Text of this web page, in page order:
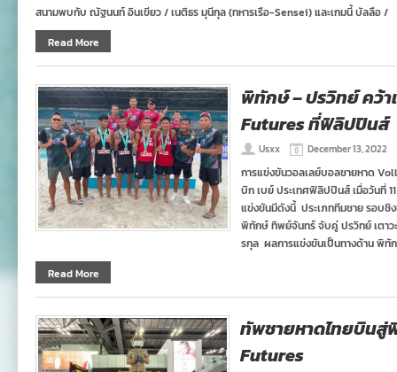
สนามพบกับ ณัฐนนท์ อินเขียว / เนติธร มุนีกุล (ทหารเรือ-Sensei) และเกมนี้ บัลลือ /
Read More
พิทักษ์ – ปรวิทย์ คว้
Futures ที่ฟิลิปปินส์
Usxx December 13, 2022
การแข่งขันวอลเลย์บอลชายหาด
บิก เบย์ ประเทศฟิลิปปินส์ เมื่อวันที่
แข่งขันมีดังนี้ ประเภททีมชาย รอบชิง
พิทักษ์ ทิพย์จันทร์ จับคู่ ปรวิทย์ เตาว
รกุล ผลการแข่งขันเป็นทางด้าน พิทั
Read More
ทัพชายหาดไทยบิน
Futures